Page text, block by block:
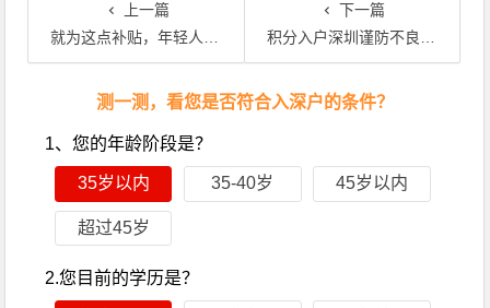
上一篇
就为这点补贴，年轻人都选择入深户，到底值还是不值？
下一篇
积分入户深圳谨防不良记录导致积分被扣, 这些你都了解吗?
测一测，看您是否符合入深户的条件？
1、您的年龄阶段是？
35岁以内 35-40岁 45岁以内
超过45岁
2.您目前的学历是？